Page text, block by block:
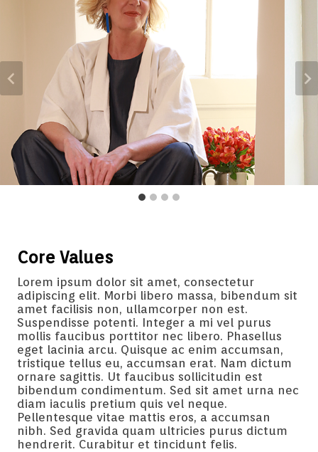
Core Values
Lorem ipsum dolor sit amet, consectetur
adipiscing elit. Morbi libero massa, bibendum sit
amet facilisis non, ullamcorper non est.
Suspendisse potenti. Integer a mi vel purus
mollis faucibus porttitor nec libero. Phasellus
eget lacinia arcu. Quisque ac enim accumsan,
tristique tellus eu, accumsan erat. Nam dictum
ornare sagittis. Ut faucibus sollicitudin est
bibendum condimentum. Sed sit amet urna nec
diam iaculis pretium quis vel neque.
Pellentesque vitae mattis eros, a accumsan
nibh. Sed gravida quam ultricies purus dictum
hendrerit. Curabitur et tincidunt felis.